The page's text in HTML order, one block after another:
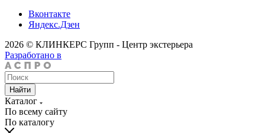
Вконтакте
Яндекс.Дзен
2026 © КЛИНКЕРС Групп - Центр экстерьера
Разработано в
Найти
Каталог
По всему сайту
По каталогу